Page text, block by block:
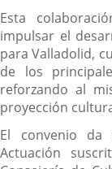
Esta
impulsar el
para Valladolid,
de los
reforzando al
proyección
El convenio da
Actuación